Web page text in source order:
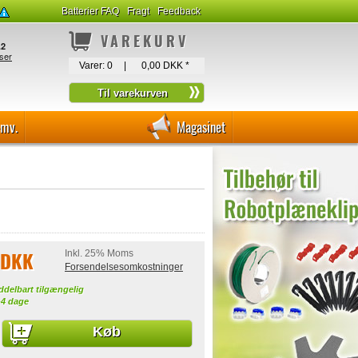
Batterier FAQ Fragt Feedback
VAREKURV
Varer: 0 0,00 DKK *
Magasinet
Inkl. 25% Moms
Forsendelsesomkostninger
tilgængelig
dage
Køb